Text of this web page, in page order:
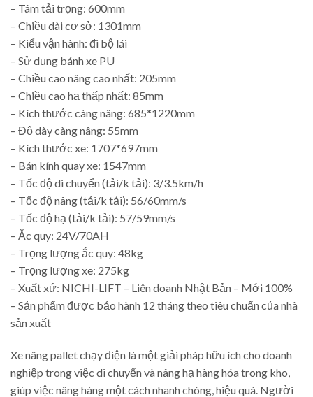
– Tâm tải trọng: 600mm
– Chiều dài cơ sở: 1301mm
– Kiểu vận hành: đi bộ lái
– Sử dụng bánh xe PU
– Chiều cao nâng cao nhất: 205mm
– Chiều cao hạ thấp nhất: 85mm
– Kích thước càng nâng: 685*1220mm
– Độ dày càng nâng: 55mm
– Kích thước xe: 1707*697mm
– Bán kính quay xe: 1547mm
– Tốc độ di chuyển (tải/k tải): 3/3.5km/h
– Tốc độ nâng (tải/k tải): 56/60mm/s
– Tốc độ hạ (tải/k tải): 57/59mm/s
– Ắc quy: 24V/70AH
– Trọng lượng ắc quy: 48kg
– Trọng lượng xe: 275kg
– Xuất xứ: NICHI-LIFT – Liên doanh Nhật Bản – Mới 100%
– Sản phẩm được bảo hành 12 tháng theo tiêu chuẩn của nhà
sản xuất
Xe nâng pallet chạy điện là một giải pháp hữu ích cho doanh
nghiệp trong việc di chuyển và nâng hạ hàng hóa trong kho,
giúp việc nâng hàng một cách nhanh chóng, hiệu quá. Người